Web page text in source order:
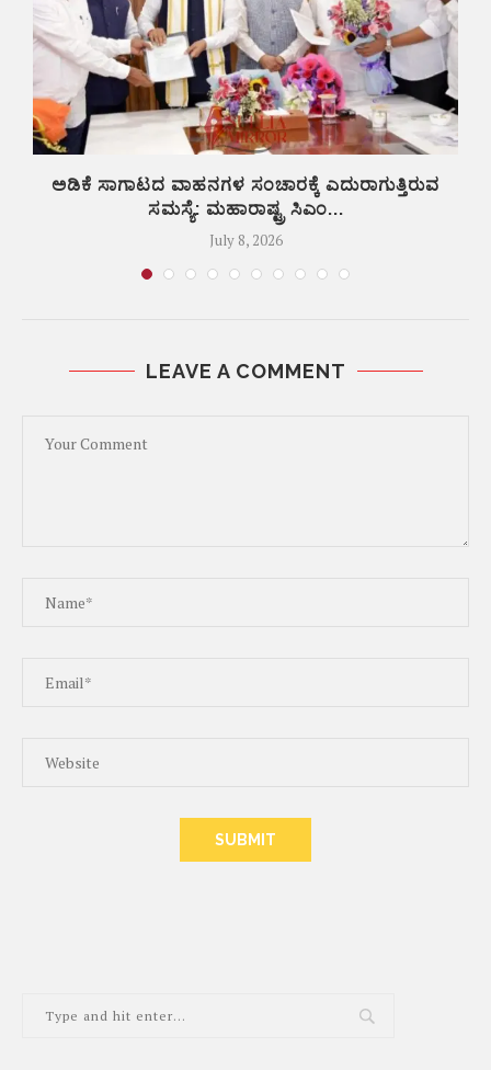
ಅಡಿಕೆ ಸಾಗಾಟದ ವಾಹನಗಳ ಸಂಚಾರಕ್ಕೆ ಎದುರಾಗುತ್ತಿರುವ
ಸಮಸ್ಯೆ: ಮಹಾರಾಷ್ಟ್ರ ಸಿಎಂ...
July 8, 2026
LEAVE A COMMENT